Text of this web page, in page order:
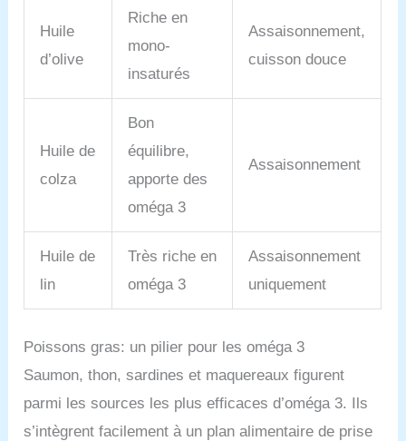
Huile
d’olive
Riche en
mono-
insaturés
Assaisonnement,
cuisson douce
Huile de
colza
Bon
équilibre,
apporte des
oméga 3
Assaisonnement
Huile de
lin
Très riche en
oméga 3
Assaisonnement
uniquement
Poissons gras: un pilier pour les oméga 3
Saumon, thon, sardines et maquereaux figurent
parmi les sources les plus efficaces d’oméga 3. Ils
s’intègrent facilement à un plan alimentaire de prise